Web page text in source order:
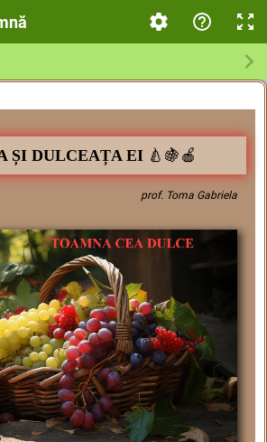
ȘI DULCEAȚA EI 🍐🍇🍎
prof. Toma Gabriela